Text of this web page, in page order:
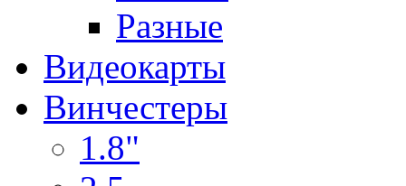
Разные
Видеокарты
Винчестеры
1.8"